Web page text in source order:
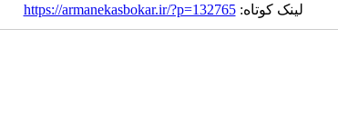
لینک کوتاه:https://armanekasbokar.ir/?p=132765